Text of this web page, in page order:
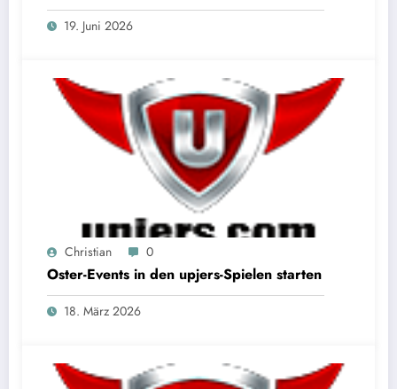
19. Juni 2026
Christian 0
Oster-Events in den upjers-Spielen starten
18. März 2026